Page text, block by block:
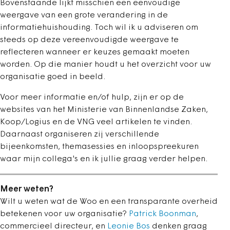
Bovenstaande lijkt misschien een eenvoudige
weergave van een grote verandering in de
informatiehuishouding. Toch wil ik u adviseren om
steeds op deze vereenvoudigde weergave te
reflecteren wanneer er keuzes gemaakt moeten
worden. Op die manier houdt u het overzicht voor uw
organisatie goed in beeld.
Voor meer informatie en/of hulp, zijn er op de
websites van het Ministerie van Binnenlandse Zaken,
Koop/Logius en de VNG veel artikelen te vinden.
Daarnaast organiseren zij verschillende
bijeenkomsten, themasessies en inloopspreekuren
waar mijn collega's en ik jullie graag verder helpen.
Meer weten?
Wilt u weten wat de Woo en een transparante overheid
betekenen voor uw organisatie? Patrick Boonman,
commercieel directeur, en Leonie Bos denken graag